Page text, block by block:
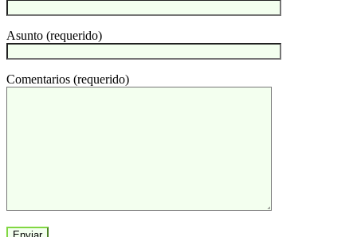
Asunto (requerido)
Comentarios (requerido)